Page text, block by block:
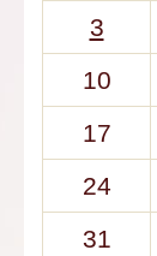
3
10
17
24
31